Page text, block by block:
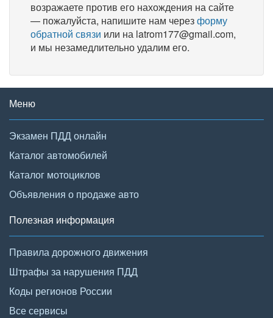
возражаете против его нахождения на сайте
— пожалуйста, напишите нам черезформу
обратной связи или на latrom177@gmail.com,
и мы незамедлительно удалим его.
Меню
Экзамен ПДД онлайн
Каталог автомобилей
Каталог мотоциклов
Объявления о продаже авто
Полезная информация
Правила дорожного движения
Штрафы за нарушения ПДД
Коды регионов России
Все сервисы